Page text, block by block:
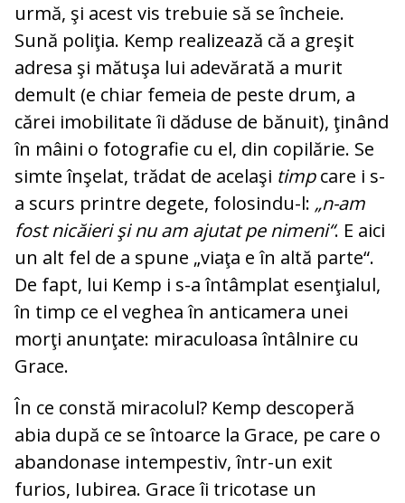
urmă, şi acest vis trebuie să se încheie.
Sună poliţia. Kemp realizează că a greşit
adresa şi mătuşa lui adevărată a murit
demult (e chiar femeia de peste drum, a
cărei imobilitate îi dăduse de bănuit), ţinând
în mâini o fotografie cu el, din copilărie. Se
simte înşelat, trădat de acelaşi timpcare i s-
a scurs printre degete, folosindu-l: „n-am
fost nicăieri şi nu am ajutat pe nimeni“. E aici
un alt fel de a spune „viaţa e în altă parte“.
De fapt, lui Kemp i s-a întâmplat esenţialul,
în timp ce el veghea în anticamera unei
morţi anunţate: miraculoasa întâlnire cu
Grace.
În ce constă miracolul? Kemp descoperă
abia după ce se întoarce la Grace, pe care o
abandonase intempestiv, într-un exit
furios, Iubirea. Grace îi tricotase un